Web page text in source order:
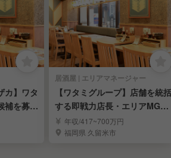
カ】ワタ
補を募集
居酒屋 | エリアマネージャー
【ワタミグループ】店舗を統括
する即戦力店長・エリアMGR
候補を大募集！
年収/417~700万円
福岡県 久留米市